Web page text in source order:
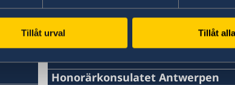
Tillåt urval Tillåt alla
Svenska konsulat
Honorärkonsulatet Antwerpen